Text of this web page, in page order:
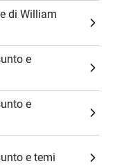
di William
e
e
e temi